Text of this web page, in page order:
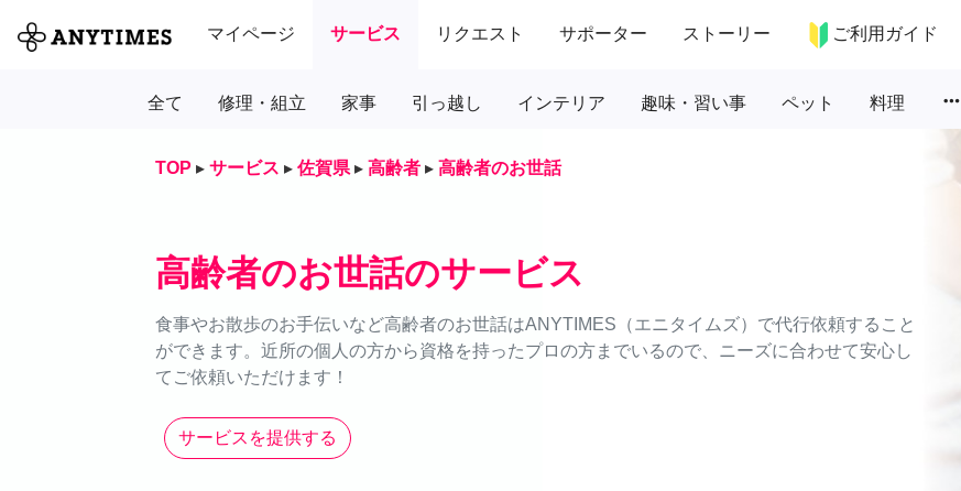
マイページ サービス リクエスト サポーター ストーリー ご利用ガイド
全て 修理・組立 家事 引っ越し インテリア 趣味・習い事 ペット 料理 more_horiz
TOP ▸ サービス ▸ 佐賀県 ▸ 高齢者 ▸ 高齢者のお世話
高齢者のお世話のサービス
食事やお散歩のお手伝いなど高齢者のお世話はANYTIMES（エニタイムズ）で代行依頼すること
ができます。近所の個人の方から資格を持ったプロの方までいるので、ニーズに合わせて安心し
てご依頼いただけます！
サービスを提供する